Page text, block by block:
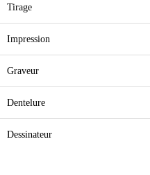
Tirage
Impression
Graveur
Dentelure
Dessinateur